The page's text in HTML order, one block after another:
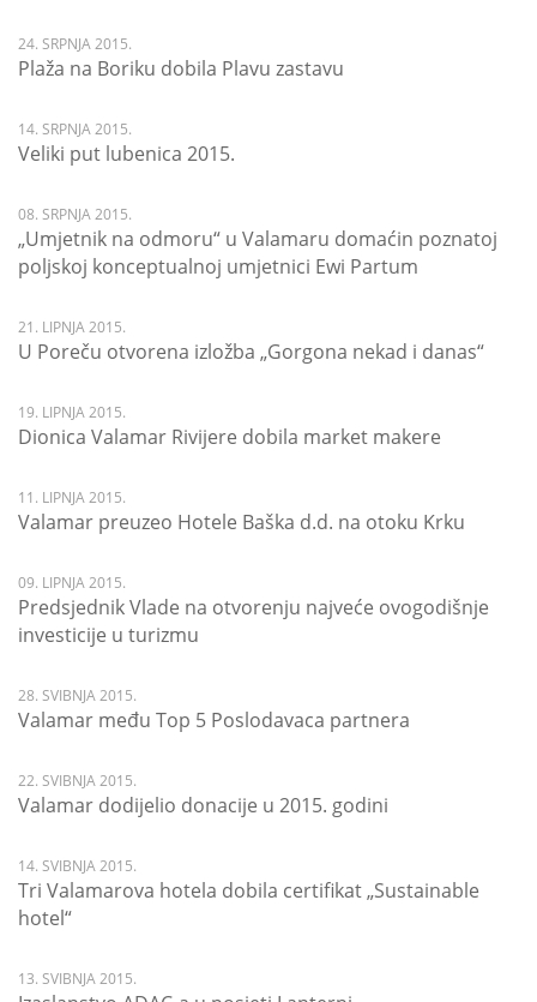
24. SRPNJA 2015.
Plaža na Boriku dobila Plavu zastavu
14. SRPNJA 2015.
Veliki put lubenica 2015.
08. SRPNJA 2015.
„Umjetnik na odmoru“ u Valamaru domaćin poznatoj
poljskoj konceptualnoj umjetnici Ewi Partum
21. LIPNJA 2015.
U Poreču otvorena izložba „Gorgona nekad i danas“
19. LIPNJA 2015.
Dionica Valamar Rivijere dobila market makere
11. LIPNJA 2015.
Valamar preuzeo Hotele Baška d.d. na otoku Krku
09. LIPNJA 2015.
Predsjednik Vlade na otvorenju najveće ovogodišnje
investicije u turizmu
28. SVIBNJA 2015.
Valamar među Top 5 Poslodavaca partnera
22. SVIBNJA 2015.
Valamar dodijelio donacije u 2015. godini
14. SVIBNJA 2015.
Tri Valamarova hotela dobila certifikat „Sustainable
hotel“
13. SVIBNJA 2015.